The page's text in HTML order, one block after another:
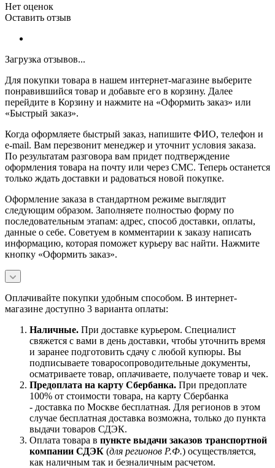
Нет оценок
Оставить отзыв
Загрузка отзывов...
Для покупки товара в нашем интернет-магазине выберите
понравившийся товар и добавьте его в корзину. Далее
перейдите в Корзину и нажмите на «Оформить заказ» или
«Быстрый заказ».
Когда оформляете быстрый заказ, напишите ФИО, телефон и
e-mail. Вам перезвонит менеджер и уточнит условия заказа.
По результатам разговора вам придет подтверждение
оформления товара на почту или через СМС. Теперь останется
только ждать доставки и радоваться новой покупке.
Оформление заказа в стандартном режиме выглядит
следующим образом. Заполняете полностью форму по
последовательным этапам: адрес, способ доставки, оплаты,
данные о себе. Советуем в комментарии к заказу написать
информацию, которая поможет курьеру вас найти. Нажмите
кнопку «Оформить заказ».
Оплачивайте покупки удобным способом. В интернет-
магазине доступно 3 варианта оплаты:
Наличные. При доставке курьером. Специалист
свяжется с вами в день доставки, чтобы уточнить время
и заранее подготовить сдачу с любой купюры. Вы
подписываете товаросопроводительные документы,
осматриваете товар, оплачиваете, получаете товар и чек.
Предоплата на карту Сбербанка. При предоплате
100% от стоимости товара, на карту Сбербанка
- доставка по Москве бесплатная. Для регионов в этом
случае бесплатная доставка возможна, только до пункта
выдачи товаров СДЭК.
Оплата товара в пункте выдачи заказов транспортной
компании СДЭК (для регионов Р.Ф.) осуществляется,
как наличным так и безналичным расчетом.